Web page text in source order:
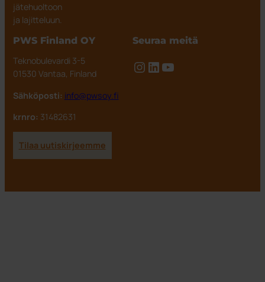
jätehuoltoon
ja lajitteluun.
PWS Finland OY
Teknobulevardi 3-5
01530 Vantaa, Finland
Sähköposti: info@pwsoy.fi
krnro: 31482631
Seuraa meitä
Instagram
LinkedIn
YouTube
Tilaa uutiskirjeemme